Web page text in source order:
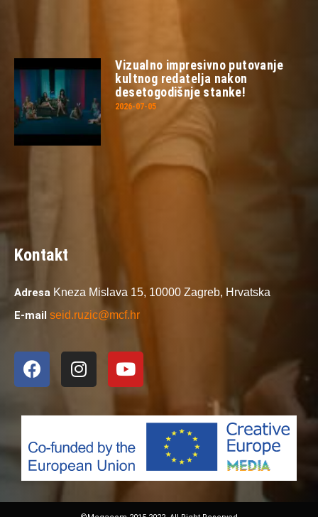
Vizualno impresivno putovanje
kultnog redatelja nakon
desetogodišnje stanke!
2026-07-05
Kontakt
Adresa Kneza Mislava 15, 10000 Zagreb, Hrvatska
E-mail seid.ruzic@mcf.hr